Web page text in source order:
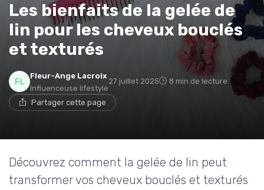
Les bienfaits de la gelée de
lin pour les cheveux bouclés
et texturés
Fleur-Ange Lacroix
Influenceuse lifestyle
27 juillet 2025 8 min de lecture
Partager cette page
Découvrez comment la gelée de lin peut
transformer vos cheveux bouclés et texturés